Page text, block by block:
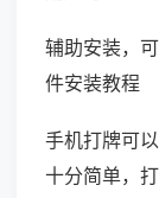
辅助安装，
件安装教程
手机打牌可
十分简单，